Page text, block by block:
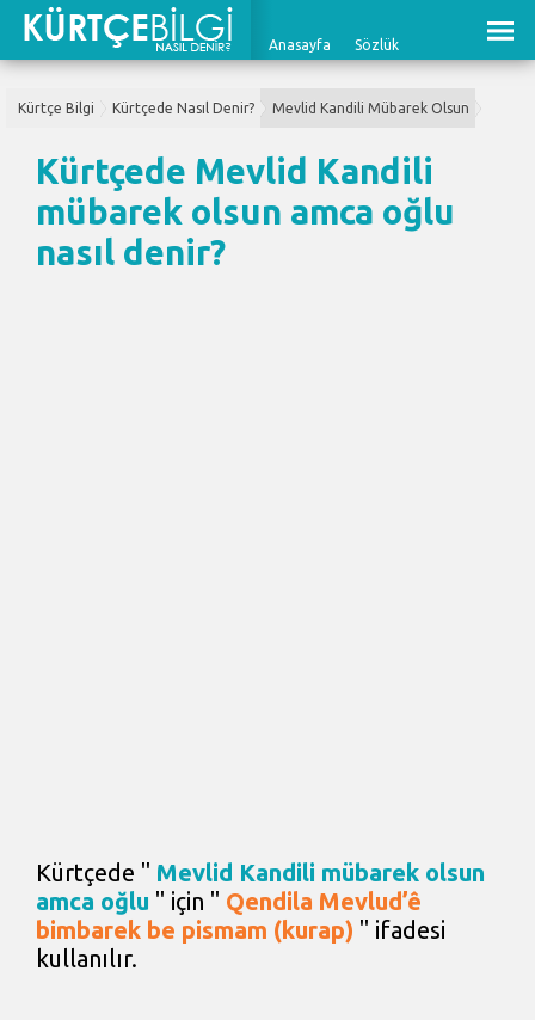
Anasayfa Sözlük
Kürtçe Bilgi Kürtçede Nasıl Denir? Mevlid Kandili Mübarek Olsun
Kürtçede Mevlid Kandili
mübarek olsun amca oğlu
nasıl denir?
Kürtçede " Mevlid Kandili mübarek olsun
amca oğlu " için " Qendila Mevlud’ê
bimbarek be pismam (kurap) " ifadesi
kullanılır.